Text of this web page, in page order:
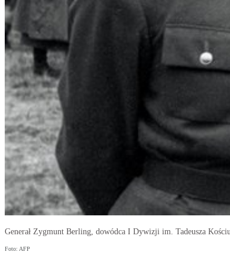
Generał Zygmunt Berling, dowódca I Dywizji im. Tadeusza
Foto: AFP